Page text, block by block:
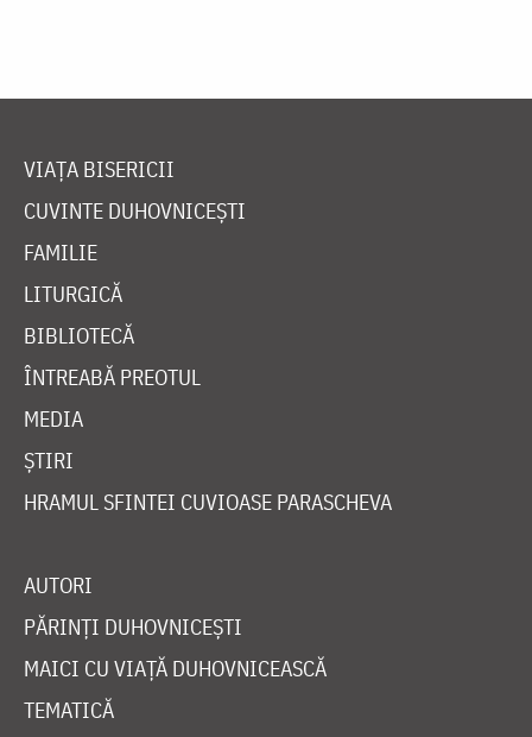
VIAȚA BISERICII
CUVINTE DUHOVNICEȘTI
FAMILIE
LITURGICĂ
BIBLIOTECĂ
ÎNTREABĂ PREOTUL
MEDIA
ȘTIRI
HRAMUL SFINTEI CUVIOASE PARASCHEVA
AUTORI
PĂRINȚI DUHOVNICEȘTI
MAICI CU VIAȚĂ DUHOVNICEASCĂ
TEMATICĂ